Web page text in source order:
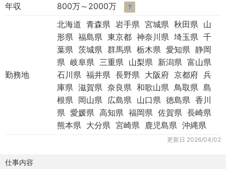
年収
800万～2000万 ？
勤務地
北海道 青森県 岩手県 宮城県 秋田県 山
形県 福島県 東京都 神奈川県 埼玉県 千
葉県 茨城県 群馬県 栃木県 愛知県 静岡
県 岐阜県 三重県 山梨県 新潟県 富山県
石川県 福井県 長野県 大阪府 京都府 兵
庫県 滋賀県 奈良県 和歌山県 鳥取県 島
根県 岡山県 広島県 山口県 徳島県 香川
県 愛媛県 高知県 福岡県 佐賀県 長崎県
熊本県 大分県 宮崎県 鹿児島県 沖縄県
更新日 2026/04/02
仕事内容